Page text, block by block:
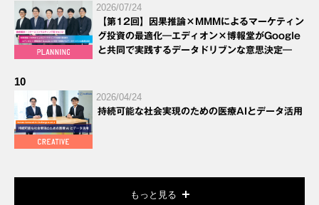
2026/07/24
【第12回】因果推論×MMMによるマーケティン
グ投資の最適化―エディオン×博報堂がGoogle
と共同で実践するデータドリブンな意思決定―
10
2026/04/24
持続可能な社会実現のための医療AIとデータ活用
もっと見る